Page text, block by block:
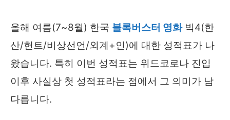
올해 여름(7~8월) 한국 블록버스터 영화빅4(한
산/헌트/비상선언/외계+인)에 대한 성적표가 나
왔습니다. 특히 이번 성적표는 위드코로나 진입
이후 사실상 첫 성적표라는 점에서 그 의미가 남
다릅니다.